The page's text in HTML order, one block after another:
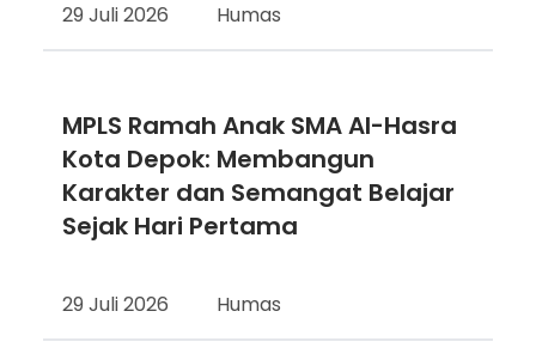
29 Juli 2026 Humas
MPLS Ramah Anak SMA Al-Hasra
Kota Depok: Membangun
Karakter dan Semangat Belajar
Sejak Hari Pertama
29 Juli 2026 Humas